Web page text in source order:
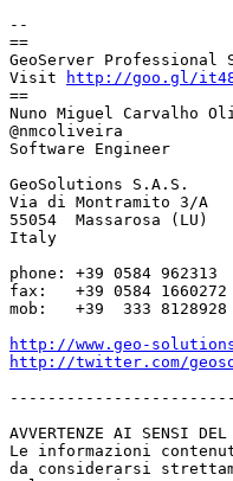
--
==
GeoServer
Visit
http://goo.gl/
==
Nuno Miguel Carvalho
@nmcoliveira
Software Engineer
GeoSolutions S.A.S.
Via di Montramito 3/A
55054  Massarosa (LU)
Italy
phone: +39 0584 962313
fax:   +39 0584 1660272
mob:   +39  333 8128928
http://www.geo-
http://twitter.com/
AVVERTENZE AI SENSI
Le informazioni
da considerarsi